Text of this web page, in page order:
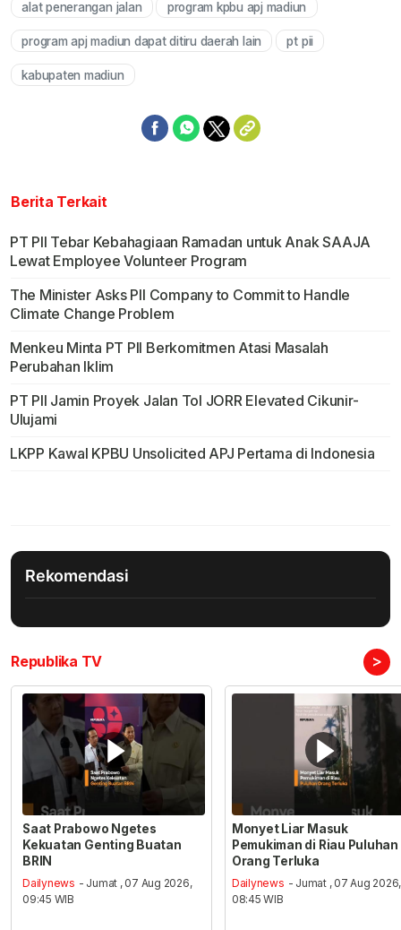
alat penerangan jalan program kpbu apj madiun
program apj madiun dapat ditiru daerah lain pt pii
kabupaten madiun
Berita Terkait
PT PII Tebar Kebahagiaan Ramadan untuk Anak SAAJA
Lewat Employee Volunteer Program
The Minister Asks PII Company to Commit to Handle
Climate Change Problem
Menkeu Minta PT PII Berkomitmen Atasi Masalah
Perubahan Iklim
PT PII Jamin Proyek Jalan Tol JORR Elevated Cikunir-
Ulujami
LKPP Kawal KPBU Unsolicited APJ Pertama di Indonesia
Rekomendasi
Republika TV >
Saat Prabowo Ngetes
Kekuatan Genting Buatan
BRIN
Dailynews - Jumat , 07 Aug 2026,
09:45 WIB
Monyet Liar Masuk
Pemukiman di Riau Puluhan
Orang Terluka
Dailynews - Jumat , 07 Aug 2026,
08:45 WIB